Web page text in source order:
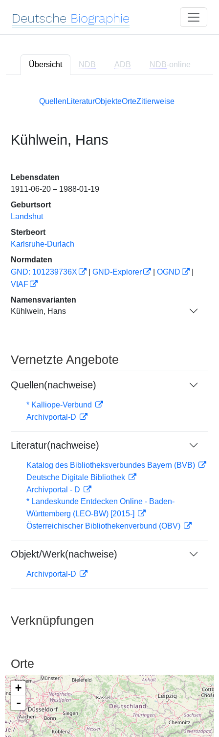
Deutsche Biographie
Übersicht NDB ADB NDB-online
Quellen LiteraturObjekteOrteZitierweise
Kühlwein, Hans
Lebensdaten
1911-06-20 – 1988-01-19
Geburtsort
Landshut
Sterbeort
Karlsruhe-Durlach
Normdaten
GND: 101239736X
GND-Explorer OGND
VIAF
Namensvarianten
Kühlwein, Hans
Vernetzte Angebote
Quellen(nachweise)
* Kalliope-Verbund
Archivportal-D
Literatur(nachweise)
Katalog des Bibliotheksverbundes Bayern (BVB)
Deutsche Digitale Bibliothek
Archivportal - D
* Landeskunde Entdecken Online - Baden-
Württemberg (LEO-BW) [2015-]
Österreichischer Bibliothekenverbund (OBV)
Objekt/Werk(nachweise)
Archivportal-D
Verknüpfungen
Orte
+
-